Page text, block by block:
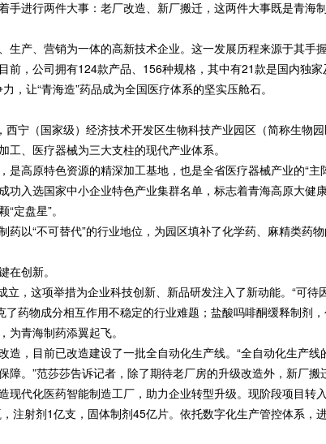
手进行两件大事：老厂改造、新厂搬迁，这两件大事既是青海
产、营销为一体的高新技术企业。这一发展历程来源于其手
，公司拥有124款产品、156种规格，其中有21款是国内独家
让“青海造”药品成为全国医疗体系的坚实压舱石。
宁（国家级）经济技术开发区生物科技产业园区（简称生物
、医疗器械为三大支柱的现代产业体系。
高原特色资源的精深加工基地，也是全省医疗器械产业的“主
入选国家中小企业特色产业集群名单，标志着青海高原大健康
盘星”。
“不可替代”的行业地位，为园区填补了化学药、麻精类药物
创新。
这项举措为企业科技创新、新品研发注入了新动能。“可待
了药物成分相互作用不稳定的行业难题；盐酸吗啡酮缓释制剂
青海制药添翼起飞。
，目前已改造建设了一批全自动化生产线。“全自动化生产线
障。”范莎莎告诉记者，除了期待老厂房的升级改造外，新厂
现代化医药智能制造工厂，助力企业转型升级。现阶段项目转
注射剂1亿支，固体制剂45亿片。依托数字化生产管控体系，